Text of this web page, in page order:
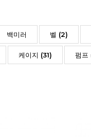
백미러 벨 (2)
케이지 (31) 펌프